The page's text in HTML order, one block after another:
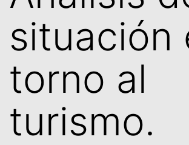
situación
torno al
turismo.